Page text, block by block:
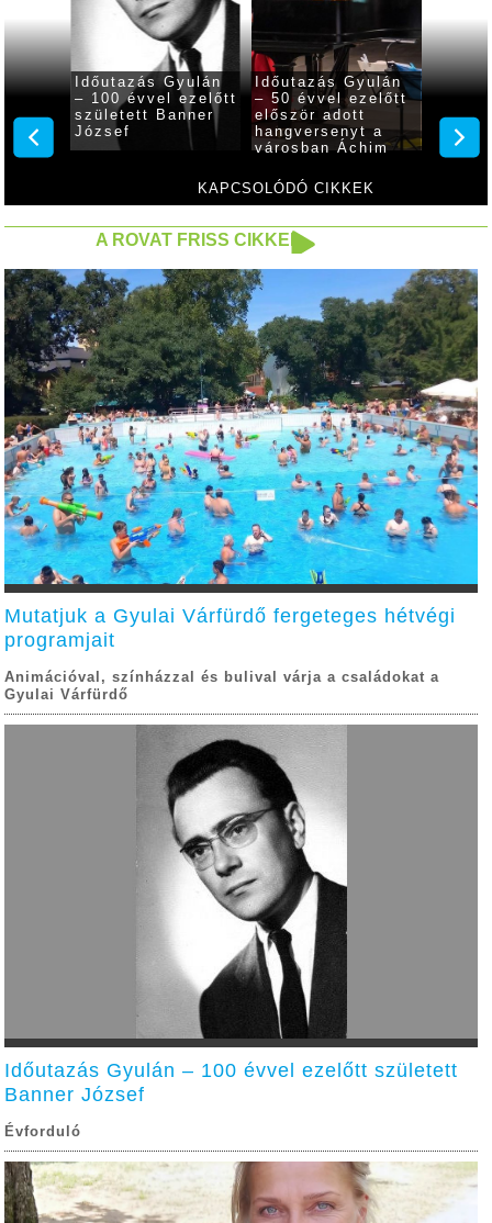
KAPCSOLÓDÓ CIKKEK
Időutazás Gyulán
– 100 évvel ezelőtt
született Banner
József
Időutazás Gyulán
– 50 évvel ezelőtt
először adott
hangversenyt a
városban Áchim
hunyt
A ROVAT FRISS CIKKEI
Mutatjuk a Gyulai Várfürdő fergeteges hétvégi
programjait
Animációval, színházzal és bulival várja a családokat a
Gyulai Várfürdő
Időutazás Gyulán – 100 évvel ezelőtt született
Banner József
Évforduló